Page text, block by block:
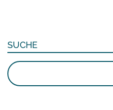
SUCHE
Suchen
nach: